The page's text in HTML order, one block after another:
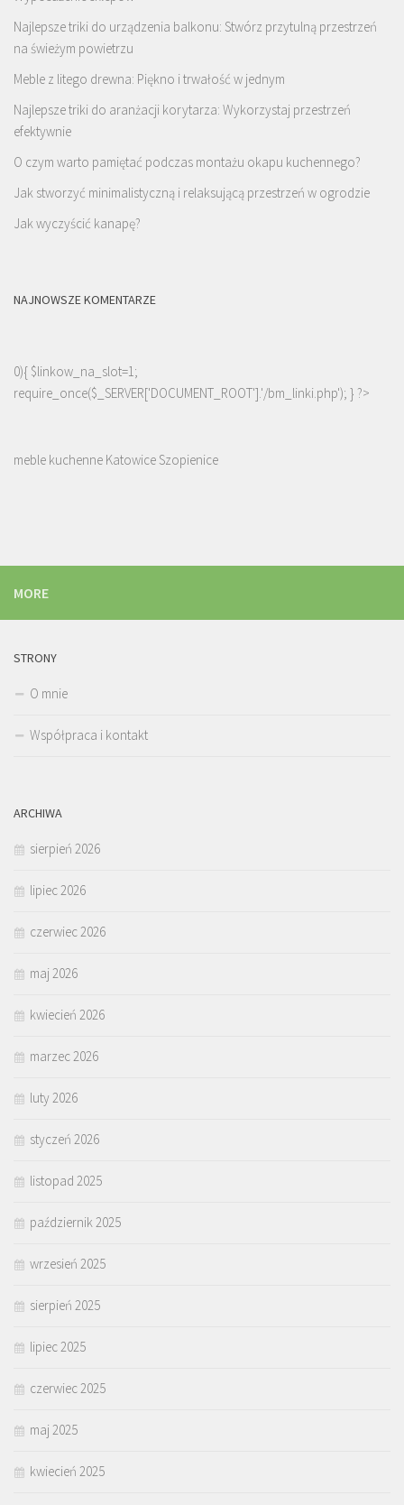
Najlepsze triki do urządzenia balkonu: Stwórz przytulną przestrzeń
na świeżym powietrzu
Meble z litego drewna: Piękno i trwałość w jednym
Najlepsze triki do aranżacji korytarza: Wykorzystaj przestrzeń
efektywnie
O czym warto pamiętać podczas montażu okapu kuchennego?
Jak stworzyć minimalistyczną i relaksującą przestrzeń w ogrodzie
Jak wyczyścić kanapę?
NAJNOWSZE KOMENTARZE
0){ $linkow_na_slot=1;
require_once($_SERVER['DOCUMENT_ROOT'].'/bm_linki.php'); } ?>
meble kuchenne Katowice Szopienice
MORE
STRONY
O mnie
Współpraca i kontakt
ARCHIWA
sierpień 2026
lipiec 2026
czerwiec 2026
maj 2026
kwiecień 2026
marzec 2026
luty 2026
styczeń 2026
listopad 2025
październik 2025
wrzesień 2025
sierpień 2025
lipiec 2025
czerwiec 2025
maj 2025
kwiecień 2025